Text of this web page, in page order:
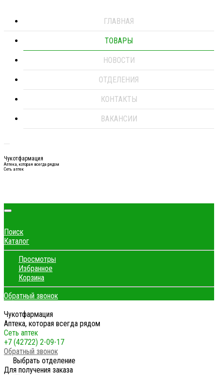
ГЛАВНАЯ
ТОВАРЫ
НОВОСТИ
ОТДЕЛЕНИЯ
КОНТАКТЫ
ВАКАНСИИ
Чукотфармация
Аптека, которая всегда рядом
Сеть аптек
Поиск
Каталог
Просмотры
Избранное
Корзина
Обратный звонок
Чукотфармация
Аптека, которая всегда рядом
Сеть аптек
+7 (42722) 2-09-17
Обратный звонок
Выбрать отделение
Для получения заказа